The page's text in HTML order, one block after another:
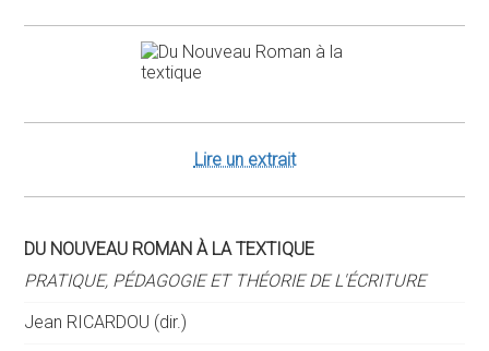
Lire un extrait
DU NOUVEAU ROMAN À LA TEXTIQUE
PRATIQUE, PÉDAGOGIE ET THÉORIE DE L'ÉCRITURE
Jean RICARDOU (dir.)